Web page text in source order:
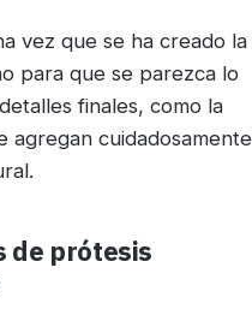
vez que se ha creado la
para que se parezca lo
finales, como la
agregan cuidadosamente
de prótesis